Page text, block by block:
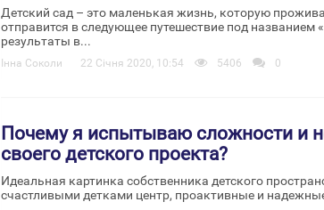
Детский сад – это маленькая жизнь, которую
отправится в следующее путешествие под
результаты в...
Інна Соколи 22 Січня 2020, 10:54 5406 0
Почему я испытываю сложности и
своего детского проекта?
Идеальная картинка собственника детского
счастливыми детками центр, проактивные и